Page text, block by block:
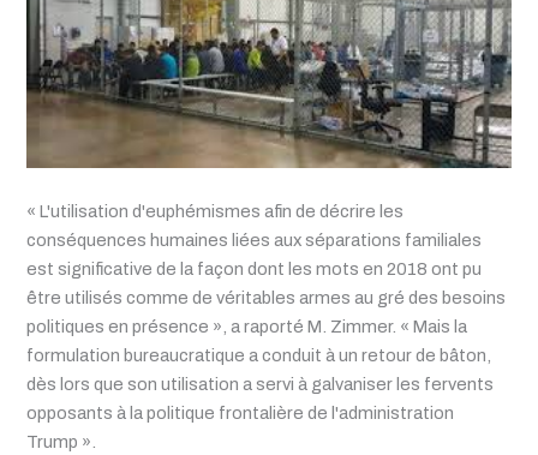
« L'utilisation d'euphémismes afin de décrire les
conséquences humaines liées aux séparations familiales
est significative de la façon dont les mots en 2018 ont pu
être utilisés comme de véritables armes au gré des besoins
politiques en présence », a raporté M. Zimmer. « Mais la
formulation bureaucratique a conduit à un retour de bâton,
dès lors que son utilisation a servi à galvaniser les fervents
opposants à la politique frontalière de l'administration
Trump ».